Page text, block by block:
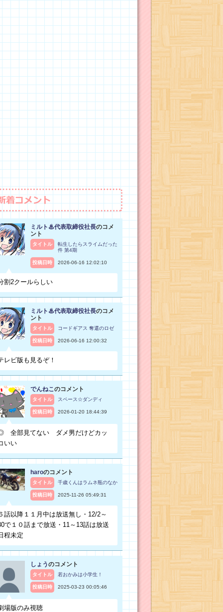
ミルト♨代表取締役社長のコメ
ント
タイトル
転生したらスライムだった
件 第4期
投稿日時 2026-06-16 12:02:10
割2クールらしい
ミルト♨代表取締役社長のコメ
ント
タイトル コードギアス 奪還のロゼ
投稿日時 2026-06-16 12:00:32
レビ版も見るぞ！
でんねこのコメント
タイトル スペース☆ダンディ
投稿日時 2026-01-20 18:44:39
全部見てない ダメ男だけどカッ
いい
haroのコメント
タイトル 千歳くんはラムネ瓶のなか
投稿日時 2025-11-26 05:49:31
話以降１１月中は放送無し・12/2～
で１０話まで放送・11～13話は放送
程未定
しょうのコメント
タイトル 若おかみは小学生！
投稿日時 2025-03-23 00:05:46
場版のみ視聴